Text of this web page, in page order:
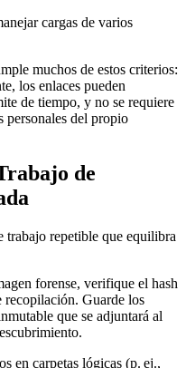
cargas de varios
muchos de estos criterios:
los enlaces pueden
de tiempo, y no se requiere
personales del propio
de
trabajo repetible que equilibra
forense, verifique el hash
recopilación. Guarde los
que se adjuntará al
en carpetas lógicas (p. ej.,